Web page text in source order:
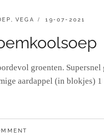
, VEGA
GEPLAATST
19-07-2021
groenten. Supersnel
aardappel (in blokjes)